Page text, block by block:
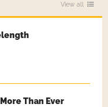
View all
Than Ever